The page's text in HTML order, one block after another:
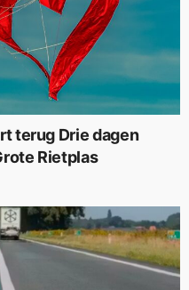
terug Drie dagen
Rietplas